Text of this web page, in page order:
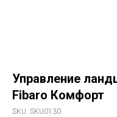
Управление
Fibaro Комфорт
SKU: SKU0130